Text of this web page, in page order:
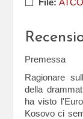
File:
Premessa
Ragionare
della
ha visto
Kosovo ci